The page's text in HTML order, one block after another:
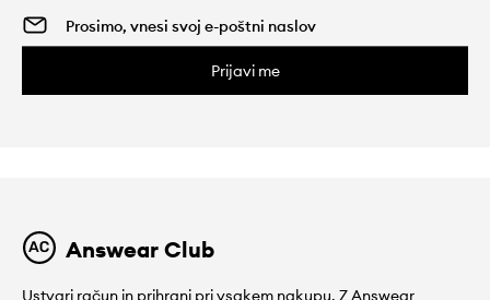
Prijavi me
Answear Club
Ustvari račun in prihrani pri vsakem nakupu. Z Answear